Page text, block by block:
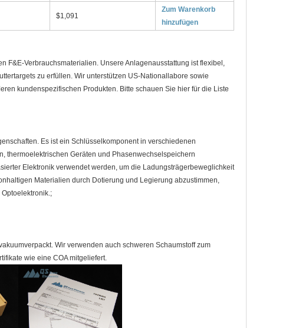
$1,091
Zum Warenkorb
hinzufügen
F&E-Verbrauchsmaterialien. Unsere Anlagenausstattung ist flexibel,
zu erfüllen. Wir unterstützen US-Nationallabore sowie
kundenspezifischen Produkten. Bitte schauen Sie hier für die Liste
Es ist ein Schlüsselkomponent in verschiedenen
thermoelektrischen Geräten und Phasenwechselspeichern
Elektronik verwendet werden, um die Ladungsträgerbeweglichkeit
Materialien durch Dotierung und Legierung abzustimmen,
Wir verwenden auch schweren Schaumstoff zum
wie eine COA mitgeliefert.